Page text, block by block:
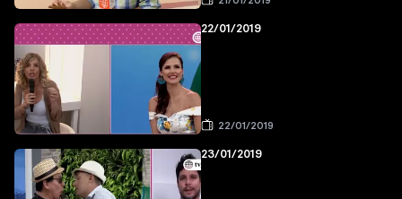
22/01/2019
22/01/2019
23/01/2019